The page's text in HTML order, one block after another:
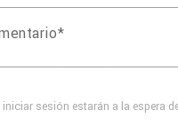
sesión estarán a la espera